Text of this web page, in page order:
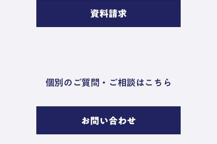
資料請求
個別のご質問・ご相談はこちら
お問い合わせ